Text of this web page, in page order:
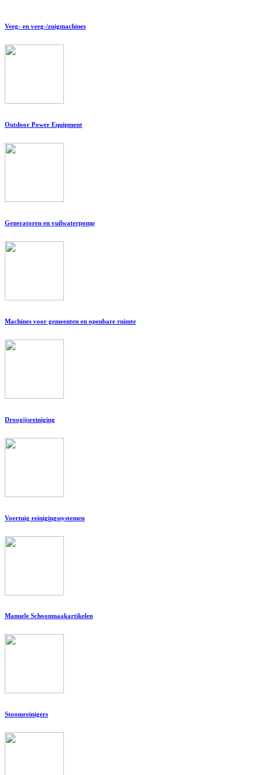
Veeg- en veeg-/zuigmachines
Outdoor Power Equipment
Generatoren en vuilwaterpomp
Machines voor gemeenten en openbare ruimte
Droogijsreiniging
Voertuig reinigingssystemen
Manuele Schoonmaakartikelen
Stoomreinigers